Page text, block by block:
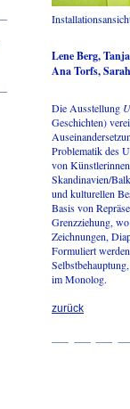
Lene Berg,
Ana Torfs,
Die Ausstellung
Geschichten)
Problematik des
von
Skandinavien/
und kulturellen
Basis von
Grenzziehung,
Zeichnungen,
Formuliert
im Monolog.
zurück